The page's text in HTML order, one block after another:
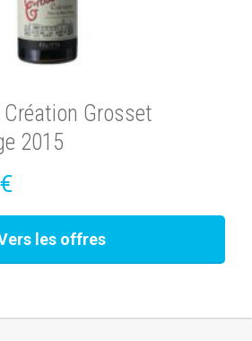
Grosset
2015
les offres